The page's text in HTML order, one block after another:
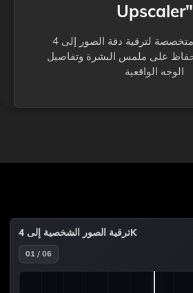
Upscaler"
نماذج متخصصة لترقية دقة الصور إلى 4K للصور
على ملمس البشرة وتفاصيل
الوجه الواقعية
ترقية الصور الشخصية إلى 4K
01 / 06